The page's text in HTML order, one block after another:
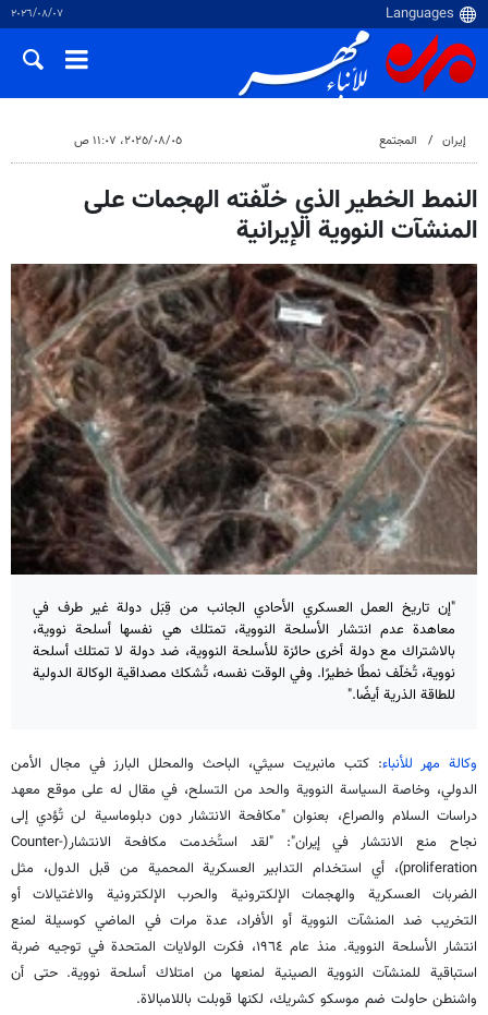
٠٧‏/٠٨‏/٢٠٢٦
إيران المجتمع ٠٥‏/٠٨‏/٢٠٢٥، ١١:٠٧ ص
النمط الخطير الذي خلّفته الهجمات على
المنشآت النووية الإيرانية
"إن تاريخ العمل العسكري الأحادي الجانب من قِبَل دولة غير طرف في
معاهدة عدم انتشار الأسلحة النووية، تمتلك هي نفسها أسلحة نووية،
بالاشتراك مع دولة أخرى حائزة للأسلحة النووية، ضد دولة لا تمتلك أسلحة
نووية، تُخلّف نمطًا خطيرًا. وفي الوقت نفسه، تُشكك مصداقية الوكالة الدولية
للطاقة الذرية أيضًا."
وكالة مهر للأنباء: كتب مانبريت سيثي، الباحث والمحلل البارز في مجال الأمن
الدولي، وخاصة السياسة النووية والحد من التسلح، في مقال له على موقع معهد
دراسات السلام والصراع، بعنوان "مكافحة الانتشار دون دبلوماسية لن تُؤدي إلى
نجاح منع الانتشار في إيران": "لقد استُخدمت مكافحة الانتشار(Counter-
proliferation)، أي استخدام التدابير العسكرية المحمية من قبل الدول، مثل
الضربات العسكرية والهجمات الإلكترونية والحرب الإلكترونية والاغتيالات أو
التخريب ضد المنشآت النووية أو الأفراد، عدة مرات في الماضي كوسيلة لمنع
انتشار الأسلحة النووية. منذ عام ١٩٦٤، فكرت الولايات المتحدة في توجيه ضربة
استباقية للمنشآت النووية الصينية لمنعها من امتلاك أسلحة نووية. حتى أن
واشنطن حاولت ضم موسكو كشريك، لكنها قوبلت باللامبالاة.